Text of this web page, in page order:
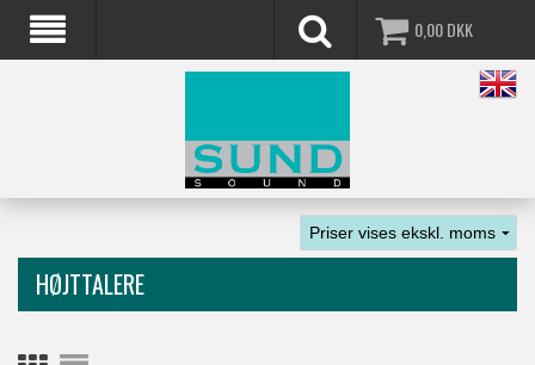
0,00DKK
HØJTTALERE